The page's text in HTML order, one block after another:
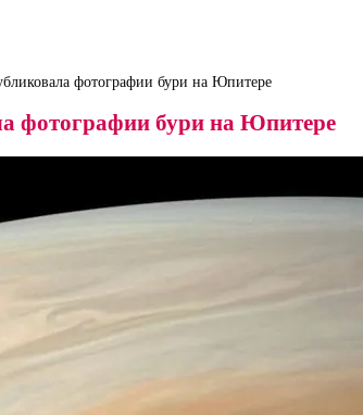
фотографии бури на Юпитере
фотографии бури на Юпитере